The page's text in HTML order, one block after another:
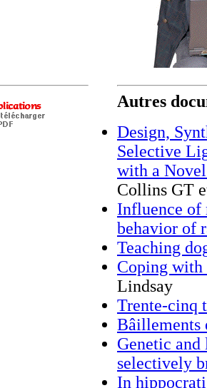
Autres
Design,
Selective
with a
Collins GT
Influence of
behavior of
Teaching
Coping with
Lindsay
Trente-cinq
Bâillements
Genetic
selectively
In